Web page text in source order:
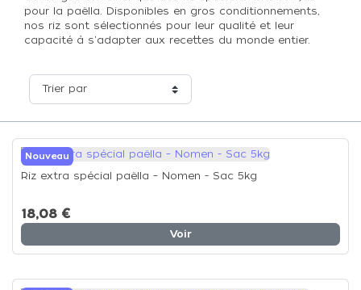
pour la paëlla. Disponibles en gros conditionnements,
nos riz sont sélectionnés pour leur qualité et leur
capacité à s'adapter aux recettes du monde entier.
Trier par
Nouveau
Riz extra spécial paëlla – Nomen - Sac 5kg
18,08 €
Voir